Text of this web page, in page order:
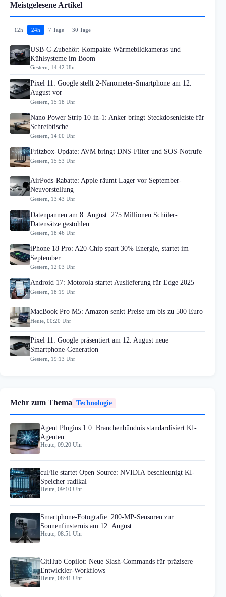
Meistgelesene Artikel
12h 24h 7 Tage 30 Tage
USB-C-Zubehör: Kompakte Wärmebildkameras und
Kühlsysteme im Boom
Gestern, 14:42 Uhr
Pixel 11: Google stellt 2-Nanometer-Smartphone am 12.
August vor
Gestern, 15:18 Uhr
Nano Power Strip 10-in-1: Anker bringt Steckdosenleiste für
Schreibtische
Gestern, 14:00 Uhr
Fritzbox-Update: AVM bringt DNS-Filter und SOS-Notrufe
Gestern, 15:53 Uhr
AirPods-Rabatte: Apple räumt Lager vor September-
Neuvorstellung
Gestern, 13:43 Uhr
Datenpannen am 8. August: 275 Millionen Schüler-
Datensätze gestohlen
Gestern, 18:46 Uhr
iPhone 18 Pro: A20-Chip spart 30% Energie, startet im
September
Gestern, 12:03 Uhr
Android 17: Motorola startet Auslieferung für Edge 2025
Gestern, 18:19 Uhr
MacBook Pro M5: Amazon senkt Preise um bis zu 500 Euro
Heute, 00:20 Uhr
Pixel 11: Google präsentiert am 12. August neue
Smartphone-Generation
Gestern, 19:13 Uhr
Mehr zum Thema Technologie
Agent Plugins 1.0: Branchenbündnis standardisiert KI-
Agenten
Heute, 09:20 Uhr
cuFile startet Open Source: NVIDIA beschleunigt KI-
Speicher radikal
Heute, 09:10 Uhr
Smartphone-Fotografie: 200-MP-Sensoren zur
Sonnenfinsternis am 12. August
Heute, 08:51 Uhr
GitHub Copilot: Neue Slash-Commands für präzisere
Entwickler-Workflows
Heute, 08:41 Uhr